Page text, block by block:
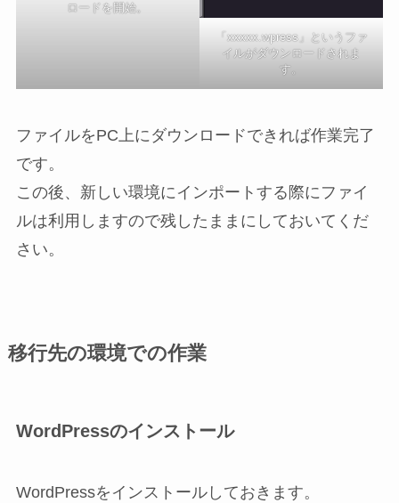
ロードを開始。
「xxxxx.wpress」というファ
イルがダウンロードされま
す。
ファイルをPC上にダウンロードできれば作業完了
です。
この後、新しい環境にインポートする際にファイ
ルは利用しますので残したままにしておいてくだ
さい。
移行先の環境での作業
WordPressのインストール
WordPressをインストールしておきます。